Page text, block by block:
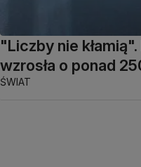
"Liczby nie
wzrosła o ponad
ŚWIAT